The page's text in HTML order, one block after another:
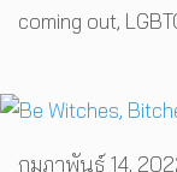
Tags
coming out,
กุมภาพันธ์ 14,